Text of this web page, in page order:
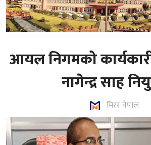
आयल निगमको
नागेन्द्र साह
मिरर नेपाल